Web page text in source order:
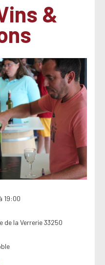
&
19:00
de la Verrerie 33250